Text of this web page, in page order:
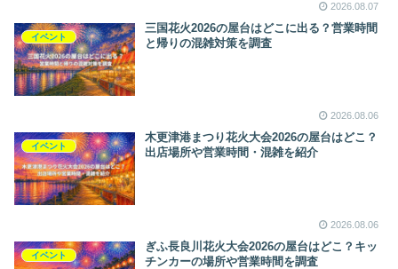
2026.08.07
イベント
三国花火2026の屋台はどこに出る？営業時間
と帰りの混雑対策を調査
2026.08.06
イベント
木更津港まつり花火大会2026の屋台はどこ？
出店場所や営業時間・混雑を紹介
2026.08.06
イベント
ぎふ長良川花火大会2026の屋台はどこ？キッ
チンカーの場所や営業時間を調査